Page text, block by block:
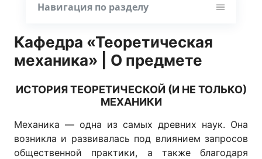
Кафедра «Теоретическая
механика» | О предмете
ИСТОРИЯ ТЕОРЕТИЧЕСКОЙ (И НЕ ТОЛЬКО)
МЕХАНИКИ
Механика — одна из самых древних наук. Она
возникла и развивалась под влиянием запросов
общественной практики, а также благодаря
Навигация по разделу